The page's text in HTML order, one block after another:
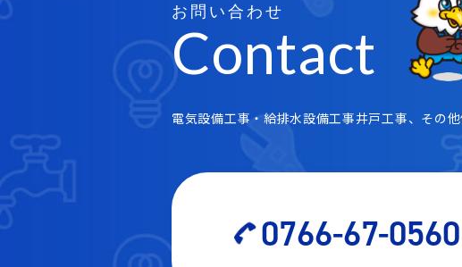
お問い合わせ
Contact
電気設備工事・給排水設備工事井戸工事、その
0766-67-0560